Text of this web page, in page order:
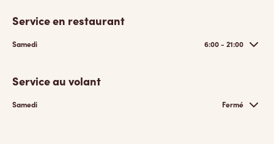
Service en restaurant
Samedi 6:00 - 21:00
Service au volant
Samedi Fermé